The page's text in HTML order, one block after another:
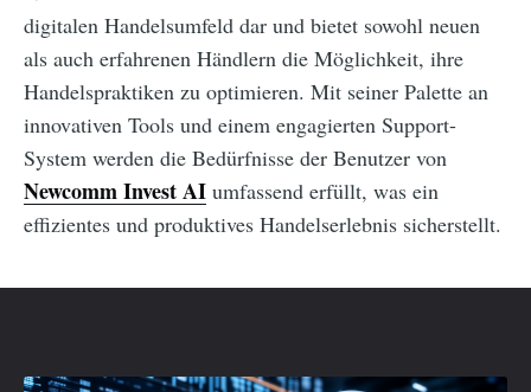
digitalen Handelsumfeld dar und bietet sowohl neuen
als auch erfahrenen Händlern die Möglichkeit, ihre
Handelspraktiken zu optimieren. Mit seiner Palette an
innovativen Tools und einem engagierten Support-
System werden die Bedürfnisse der Benutzer von
Newcomm Invest AI umfassend erfüllt, was ein
effizientes und produktives Handelserlebnis sicherstellt.